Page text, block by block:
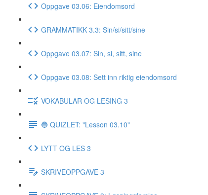
Oppgave 03.06: Eiendomsord
GRAMMATIKK 3.3: Sin/si/sitt/sine
Oppgave 03.07: Sin, si, sitt, sine
Oppgave 03.08: Sett inn riktig eiendomsord
VOKABULAR OG LESING 3
🔵 QUIZLET: "Lesson 03.10"
LYTT OG LES 3
SKRIVEOPPGAVE 3